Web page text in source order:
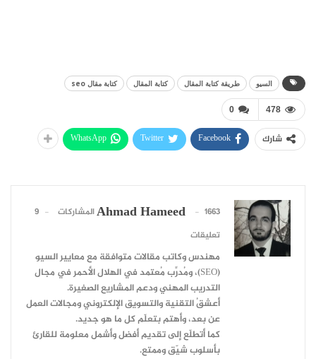
السيو طريقة كتابة المقال كتابة المقال كتابة مقال seo
0 478
شارك Facebook
Twitter
WhatsApp
Ahmad Hameed 1663 المشاركات
9
تعليقات
مهندس وكاتب مقالات متوافقة مع معايير السيو
(SEO)، ومُدرِّب مُعتمد في الهلال الأحمر في مجال
التدريب المهني ودعم المشاريع الصغيرة.
أعشقُ التقنية والتسويق الإلكتروني ومجالات العمل
عن بعد، وأهتم بتعلّم كل ما هو جديد.
كما أتطلّع إلى تقديم أفضل وأشمل معلومة للقارئ
بأسلوب شيّق وممتع.